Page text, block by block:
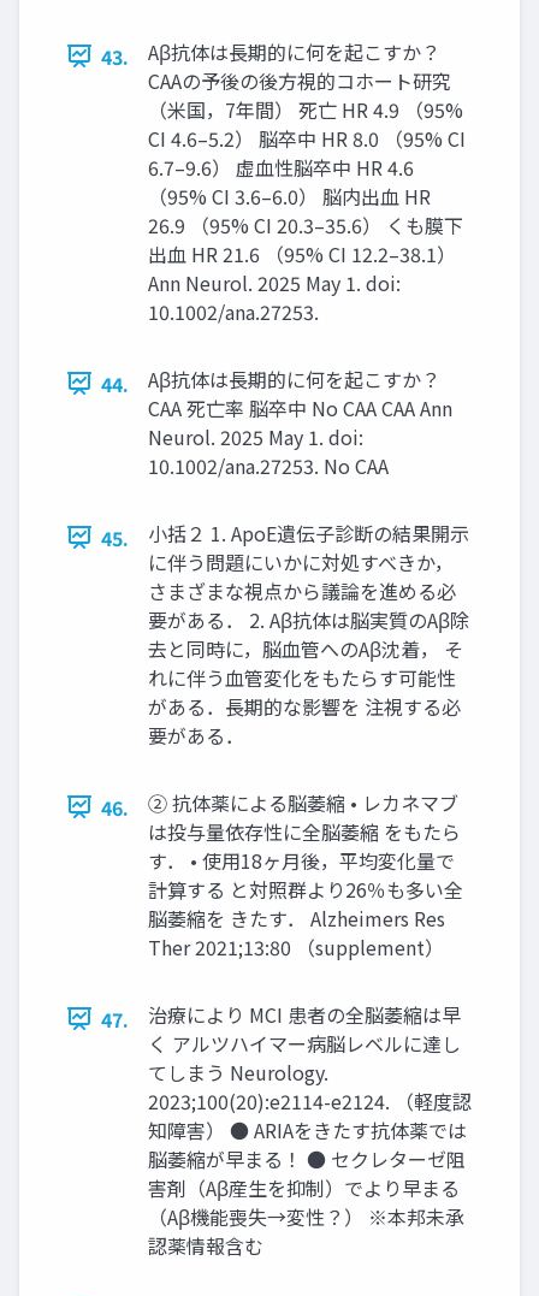
43.
Aβ抗体は長期的に何を起こすか？
CAAの予後の後方視的コホート研究
（米国，7年間） 死亡 HR 4.9 （95%
CI 4.6–5.2） 脳卒中 HR 8.0 （95% CI
6.7–9.6） 虚血性脳卒中 HR 4.6
（95% CI 3.6–6.0） 脳内出血 HR
26.9 （95% CI 20.3–35.6） くも膜下
出血 HR 21.6 （95% CI 12.2–38.1）
Ann Neurol. 2025 May 1. doi:
10.1002/ana.27253.
44.
Aβ抗体は長期的に何を起こすか？
CAA 死亡率 脳卒中 No CAA CAA Ann
Neurol. 2025 May 1. doi:
10.1002/ana.27253. No CAA
45.
小括２ 1. ApoE遺伝子診断の結果開示
に伴う問題にいかに対処すべきか，
さまざまな視点から議論を進める必
要がある． 2. Aβ抗体は脳実質のAβ除
去と同時に，脳血管へのAβ沈着， そ
れに伴う血管変化をもたらす可能性
がある．長期的な影響を 注視する必
要がある．
46.
② 抗体薬による脳萎縮 • レカネマブ
は投与量依存性に全脳萎縮 をもたら
す． • 使用18ヶ月後，平均変化量で
計算する と対照群より26％も多い全
脳萎縮を きたす． Alzheimers Res
Ther 2021;13:80 （supplement）
47.
治療により MCI 患者の全脳萎縮は早
く アルツハイマー病脳レベルに達し
てしまう Neurology.
2023;100(20):e2114-e2124. （軽度認
知障害） ● ARIAをきたす抗体薬では
脳萎縮が早まる！ ● セクレターゼ阻
害剤（Aβ産生を抑制）でより早まる
（Aβ機能喪失→変性？） ※本邦未承
認薬情報含む